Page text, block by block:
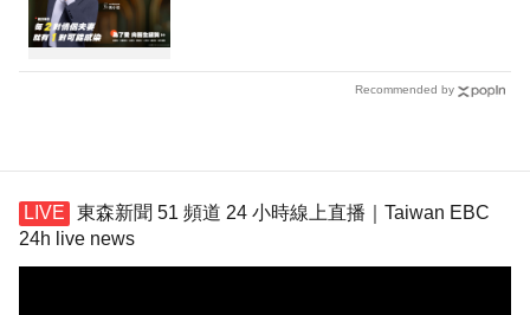
Recommended by
東森新聞 51 頻道 24 小時線上直播｜Taiwan EBC
24h live news